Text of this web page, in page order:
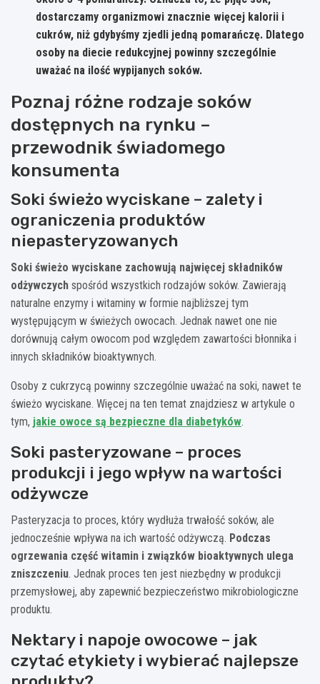
dostarczamy organizmowi znacznie więcej kalorii i
cukrów, niż gdybyśmy zjedli jedną pomarańczę. Dlatego
osoby na diecie redukcyjnej powinny szczególnie
uważać na ilość wypijanych soków.
Poznaj różne rodzaje soków
dostępnych na rynku –
przewodnik świadomego
konsumenta
Soki świeżo wyciskane – zalety i
ograniczenia produktów
niepasteryzowanych
Soki świeżo wyciskane zachowują najwięcej składników
odżywczych spośród wszystkich rodzajów soków. Zawierają
naturalne enzymy i witaminy w formie najbliższej tym
występującym w świeżych owocach. Jednak nawet one nie
dorównują całym owocom pod względem zawartości błonnika i
innych składników bioaktywnych.
Osoby z cukrzycą powinny szczególnie uważać na soki, nawet te
świeżo wyciskane. Więcej na ten temat znajdziesz w artykule o
tym, jakie owoce są bezpieczne dla diabetyków.
Soki pasteryzowane – proces
produkcji i jego wpływ na wartości
odżywcze
Pasteryzacja to proces, który wydłuża trwałość soków, ale
jednocześnie wpływa na ich wartość odżywczą. Podczas
ogrzewania część witamin i związków bioaktywnych ulega
zniszczeniu. Jednak proces ten jest niezbędny w produkcji
przemysłowej, aby zapewnić bezpieczeństwo mikrobiologiczne
produktu.
Nektary i napoje owocowe – jak
czytać etykiety i wybierać najlepsze